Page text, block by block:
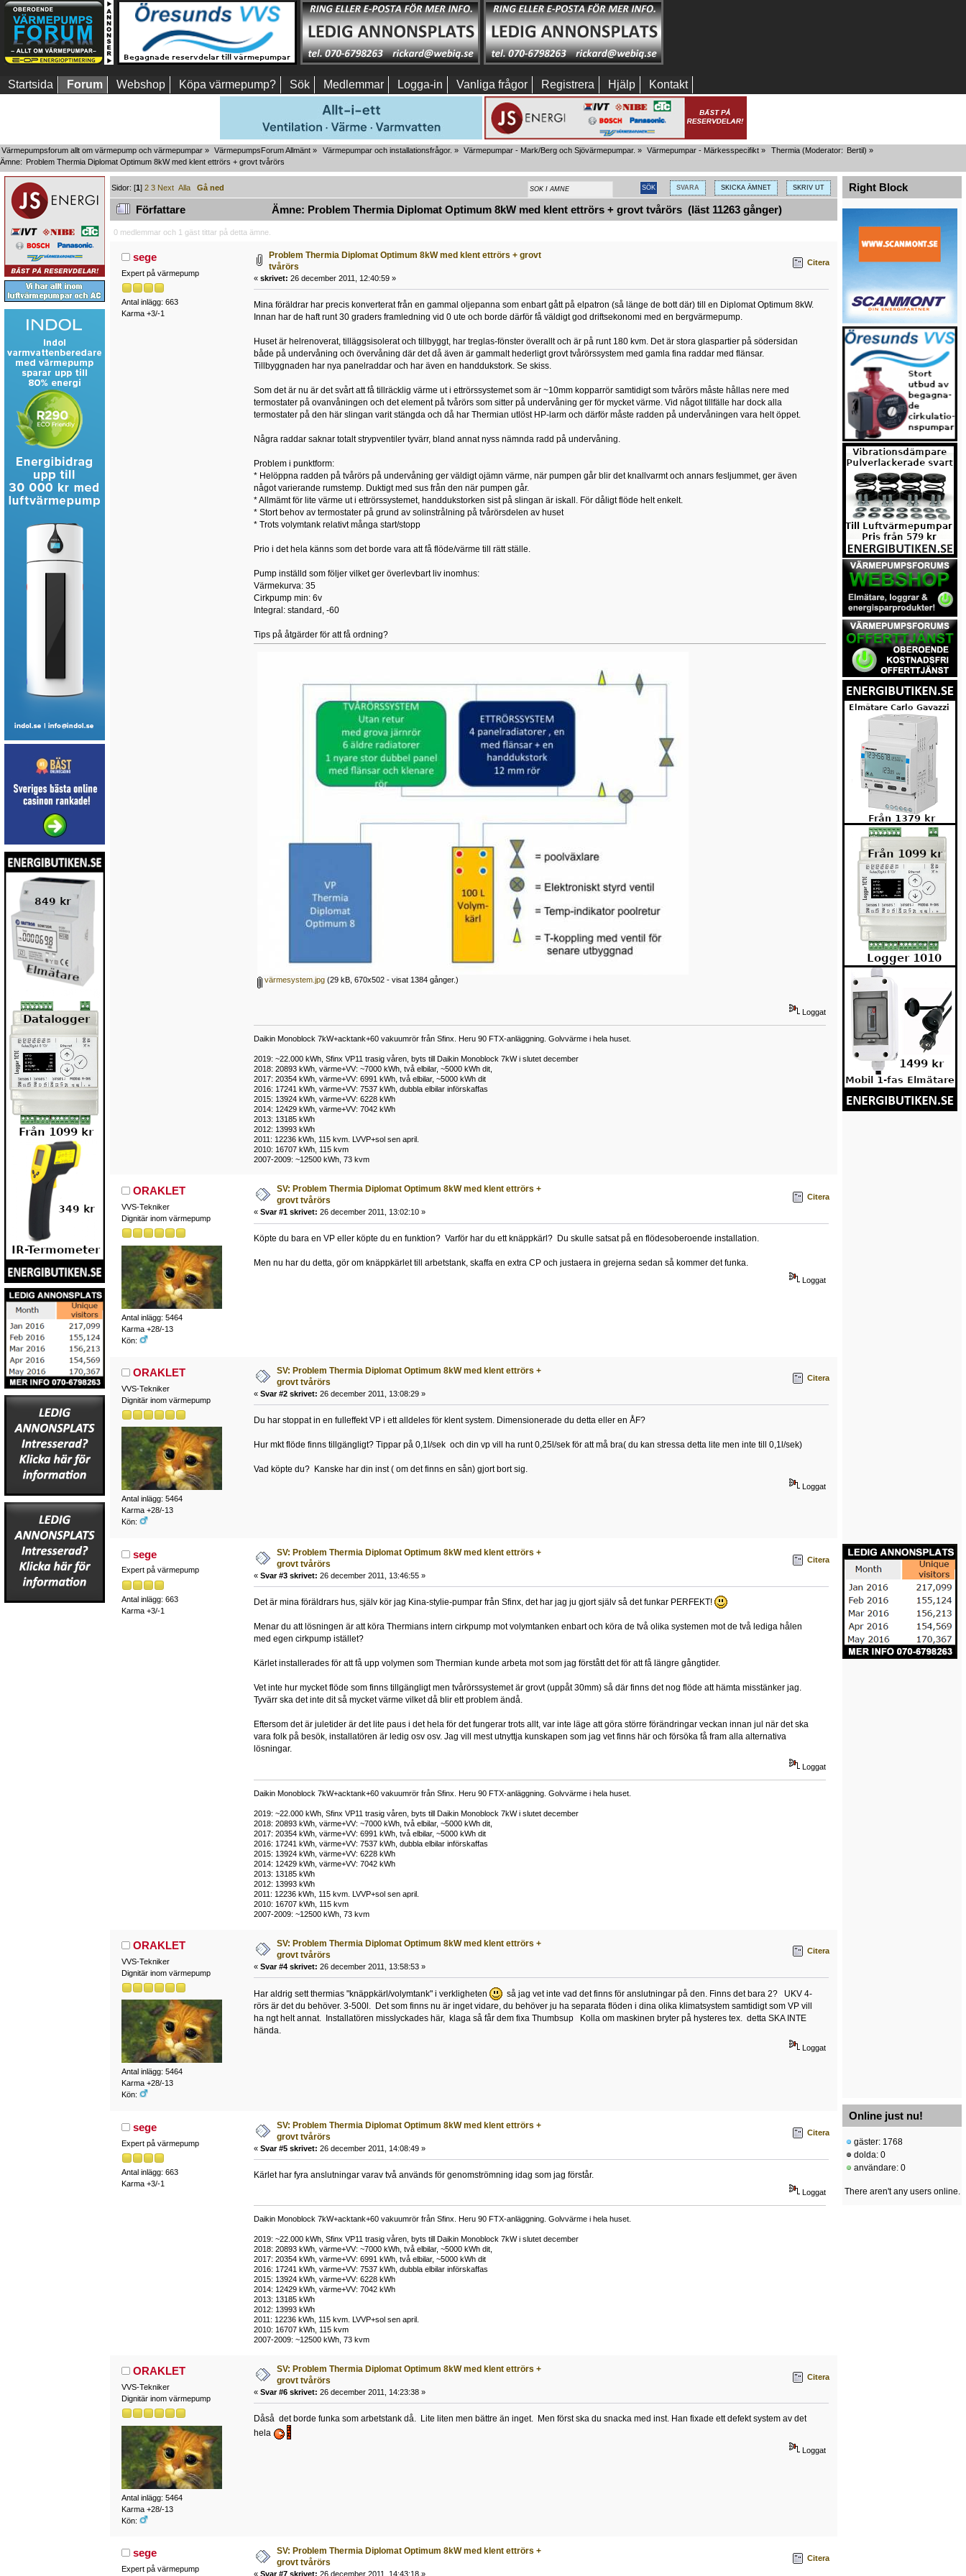
Startsida Forum Webshop Köpa värmepump? Sök Medlemmar Logga-in Vanliga frågor Registrera Hjälp Kontakt
Värmepumpsforum allt om värmepump och värmepumpar » VärmepumpsForum Allmänt » Värmepumpar och installationsfrågor. » Värmepumpar - Mark/Berg och Sjövärmepumpar. » Värmepumpar - Märkesspecifikt » Thermia(Moderator: Bertil) »
Ämne: Problem Thermia Diplomat Optimum 8kW med klent ettrörs + grovt tvårörs
SVARA SKICKA ÄMNET SKRIV UT
Sidor: [1]2 3 Next Alla Gå ned
Författare Ämne: Problem Thermia Diplomat Optimum 8kW med klent ettrörs + grovt tvårörs (läst 11263 gånger)
0 medlemmar och 1 gäst tittar på detta ämne.
sege
Expert på värmepump
Antal inlägg: 663
Karma +3/-1
Problem Thermia Diplomat Optimum 8kW med klent ettrörs + grovt
tvårörs
« skrivet: 26 december 2011, 12:40:59 »
Citera
Mina föräldrar har precis konverterat från en gammal oljepanna som enbart gått på elpatron (så länge de bott där) till en Diplomat Optimum 8kW.
Innan har de haft runt 30 graders framledning vid 0 ute och borde därför få väldigt god driftsekonomi med en bergvärmepump.
Huset är helrenoverat, tilläggsisolerat och tillbyggt, har treglas-fönster överallt och är på runt 180 kvm. Det är stora glaspartier på södersidan
både på undervåning och övervåning där det då även är gammalt hederligt grovt tvårörssystem med gamla fina raddar med flänsar.
Tillbyggnaden har nya panelraddar och har även en handdukstork. Se skiss.
Som det är nu är det svårt att få tillräcklig värme ut i ettrörssystemet som är ~10mm kopparrör samtidigt som tvårörs måste hållas nere med
termostater på ovanvåningen och det element på tvårörs som sitter på undervåning ger för mycket värme. Vid något tillfälle har dock alla
termostater på den här slingan varit stängda och då har Thermian utlöst HP-larm och därför måste radden på undervåningen vara helt öppet.
Några raddar saknar totalt strypventiler tyvärr, bland annat nyss nämnda radd på undervåning.
Problem i punktform:
* Helöppna radden på tvårörs på undervåning ger väldigt ojämn värme, när pumpen går blir det knallvarmt och annars fesljummet, ger även
något varierande rumstemp. Duktigt med sus från den när pumpen går.
* Allmämt för lite värme ut i ettrörssystemet, handdukstorken sist på slingan är iskall. För dåligt flöde helt enkelt.
* Stort behov av termostater på grund av solinstrålning på tvårörsdelen av huset
* Trots volymtank relativt många start/stopp
Prio i det hela känns som det borde vara att få flöde/värme till rätt ställe.
Pump inställd som följer vilket ger överlevbart liv inomhus:
Värmekurva: 35
Cirkpump min: 6v
Integral: standard, -60
Tips på åtgärder för att få ordning?
värmesystem.jpg(29 kB, 670x502 - visat 1384 gånger.)
Loggat
Daikin Monoblock 7kW+acktank+60 vakuumrör från Sfinx. Heru 90 FTX-anläggning. Golvvärme i hela huset.
2019: ~22.000 kWh, Sfinx VP11 trasig våren, byts till Daikin Monoblock 7kW i slutet december
2018: 20893 kWh, värme+VV: ~7000 kWh, två elbilar, ~5000 kWh dit,
2017: 20354 kWh, värme+VV: 6991 kWh, två elbilar, ~5000 kWh dit
2016: 17241 kWh, värme+VV: 7537 kWh, dubbla elbilar införskaffas
2015: 13924 kWh, värme+VV: 6228 kWh
2014: 12429 kWh, värme+VV: 7042 kWh
2013: 13185 kWh
2012: 13993 kWh
2011: 12236 kWh, 115 kvm. LVVP+sol sen april.
2010: 16707 kWh, 115 kvm
2007-2009: ~12500 kWh, 73 kvm
ORAKLET
VVS-Tekniker
Dignitär inom värmepump
Antal inlägg: 5464
Karma +28/-13
Kön:
SV: Problem Thermia Diplomat Optimum 8kW med klent ettrörs +
grovt tvårörs
« Svar #1 skrivet: 26 december 2011, 13:02:10 »
Citera
Köpte du bara en VP eller köpte du en funktion? Varför har du ett knäppkärl? Du skulle satsat på en flödesoberoende installation.
Men nu har du detta, gör om knäppkärlet till arbetstank, skaffa en extra CP och justaera in grejerna sedan så kommer det funka.
Loggat
ORAKLET
VVS-Tekniker
Dignitär inom värmepump
Antal inlägg: 5464
Karma +28/-13
Kön:
SV: Problem Thermia Diplomat Optimum 8kW med klent ettrörs +
grovt tvårörs
« Svar #2 skrivet: 26 december 2011, 13:08:29 »
Citera
Du har stoppat in en fulleffekt VP i ett alldeles för klent system. Dimensionerade du detta eller en ÅF?
Hur mkt flöde finns tillgängligt? Tippar på 0,1l/sek och din vp vill ha runt 0,25l/sek för att må bra( du kan stressa detta lite men inte till 0,1l/sek)
Vad köpte du? Kanske har din inst ( om det finns en sån) gjort bort sig.
Loggat
sege
Expert på värmepump
Antal inlägg: 663
Karma +3/-1
SV: Problem Thermia Diplomat Optimum 8kW med klent ettrörs +
grovt tvårörs
« Svar #3 skrivet: 26 december 2011, 13:46:55 »
Citera
Det är mina föräldrars hus, själv kör jag Kina-stylie-pumpar från Sfinx, det har jag ju gjort själv så det funkar PERFEKT!
Menar du att lösningen är att köra Thermians intern cirkpump mot volymtanken enbart och köra de två olika systemen mot de två lediga hålen
med egen cirkpump istället?
Kärlet installerades för att få upp volymen som Thermian kunde arbeta mot som jag förstått det för att få längre gångtider.
Vet inte hur mycket flöde som finns tillgängligt men tvårörssystemet är grovt (uppåt 30mm) så där finns det nog flöde att hämta misstänker jag.
Tyvärr ska det inte dit så mycket värme vilket då blir ett problem ändå.
Eftersom det är juletider är det lite paus i det hela för det fungerar trots allt, var inte läge att göra större förändringar veckan innan jul när det ska
vara folk på besök, installatören är ledig osv osv. Jag vill mest utnyttja kunskapen som jag vet finns här och försöka få fram alla alternativa
lösningar.
Loggat
Daikin Monoblock 7kW+acktank+60 vakuumrör från Sfinx. Heru 90 FTX-anläggning. Golvvärme i hela huset.
2019: ~22.000 kWh, Sfinx VP11 trasig våren, byts till Daikin Monoblock 7kW i slutet december
2018: 20893 kWh, värme+VV: ~7000 kWh, två elbilar, ~5000 kWh dit,
2017: 20354 kWh, värme+VV: 6991 kWh, två elbilar, ~5000 kWh dit
2016: 17241 kWh, värme+VV: 7537 kWh, dubbla elbilar införskaffas
2015: 13924 kWh, värme+VV: 6228 kWh
2014: 12429 kWh, värme+VV: 7042 kWh
2013: 13185 kWh
2012: 13993 kWh
2011: 12236 kWh, 115 kvm. LVVP+sol sen april.
2010: 16707 kWh, 115 kvm
2007-2009: ~12500 kWh, 73 kvm
ORAKLET
VVS-Tekniker
Dignitär inom värmepump
Antal inlägg: 5464
Karma +28/-13
Kön:
SV: Problem Thermia Diplomat Optimum 8kW med klent ettrörs +
grovt tvårörs
« Svar #4 skrivet: 26 december 2011, 13:58:53 »
Citera
Har aldrig sett thermias "knäppkärl/volymtank" i verkligheten
så jag vet inte vad det finns för anslutningar på den. Finns det bara 2? UKV 4-
rörs är det du behöver. 3-500l. Det som finns nu är inget vidare, du behöver ju ha separata flöden i dina olika klimatsystem samtidigt som VP vill
ha ngt helt annat. Installatören misslyckades här, klaga så får dem fixa Thumbsup Kolla om maskinen bryter på hysteres tex. detta SKA INTE
hända.
Loggat
sege
Expert på värmepump
Antal inlägg: 663
Karma +3/-1
SV: Problem Thermia Diplomat Optimum 8kW med klent ettrörs +
grovt tvårörs
« Svar #5 skrivet: 26 december 2011, 14:08:49 »
Citera
Kärlet har fyra anslutningar varav två används för genomströmning idag som jag förstår.
Loggat
Daikin Monoblock 7kW+acktank+60 vakuumrör från Sfinx. Heru 90 FTX-anläggning. Golvvärme i hela huset.
2019: ~22.000 kWh, Sfinx VP11 trasig våren, byts till Daikin Monoblock 7kW i slutet december
2018: 20893 kWh, värme+VV: ~7000 kWh, två elbilar, ~5000 kWh dit,
2017: 20354 kWh, värme+VV: 6991 kWh, två elbilar, ~5000 kWh dit
2016: 17241 kWh, värme+VV: 7537 kWh, dubbla elbilar införskaffas
2015: 13924 kWh, värme+VV: 6228 kWh
2014: 12429 kWh, värme+VV: 7042 kWh
2013: 13185 kWh
2012: 13993 kWh
2011: 12236 kWh, 115 kvm. LVVP+sol sen april.
2010: 16707 kWh, 115 kvm
2007-2009: ~12500 kWh, 73 kvm
ORAKLET
VVS-Tekniker
Dignitär inom värmepump
Antal inlägg: 5464
Karma +28/-13
Kön:
SV: Problem Thermia Diplomat Optimum 8kW med klent ettrörs +
grovt tvårörs
« Svar #6 skrivet: 26 december 2011, 14:23:38 »
Citera
Dåså det borde funka som arbetstank då. Lite liten men bättre än inget. Men först ska du snacka med inst. Han fixade ett defekt system av det
hela
Loggat
sege
Expert på värmepump
SV: Problem Thermia Diplomat Optimum 8kW med klent ettrörs +
grovt tvårörs
« Svar #7 skrivet: 26 december 2011, 14:43:18 »
Citera
Right Block
Online just nu!
gäster: 1768
dolda: 0
användare: 0
There aren't any users online.